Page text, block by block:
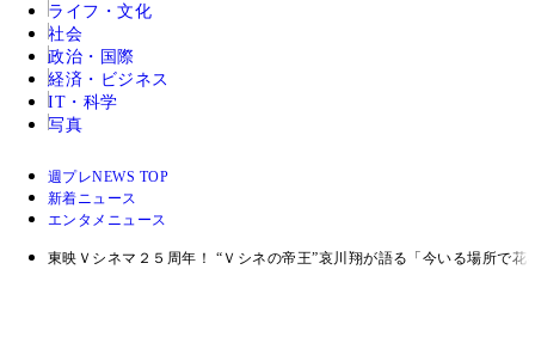
ライフ・文化
社会
政治・国際
経済・ビジネス
IT・科学
写真
週プレNEWS TOP
新着ニュース
エンタメニュース
東映Ｖシネマ２５周年！ “Ｖシネの帝王”哀川翔が語る「今いる場所で花